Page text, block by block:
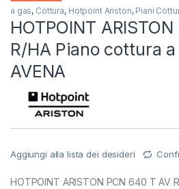
a gas, Cottura, Hotpoint Ariston, Piani
HOTPOINT
R/HA Piano cottura
AVENA
Aggiungi alla lista dei desideri
HOTPOINT ARISTON PCN 640 T AV